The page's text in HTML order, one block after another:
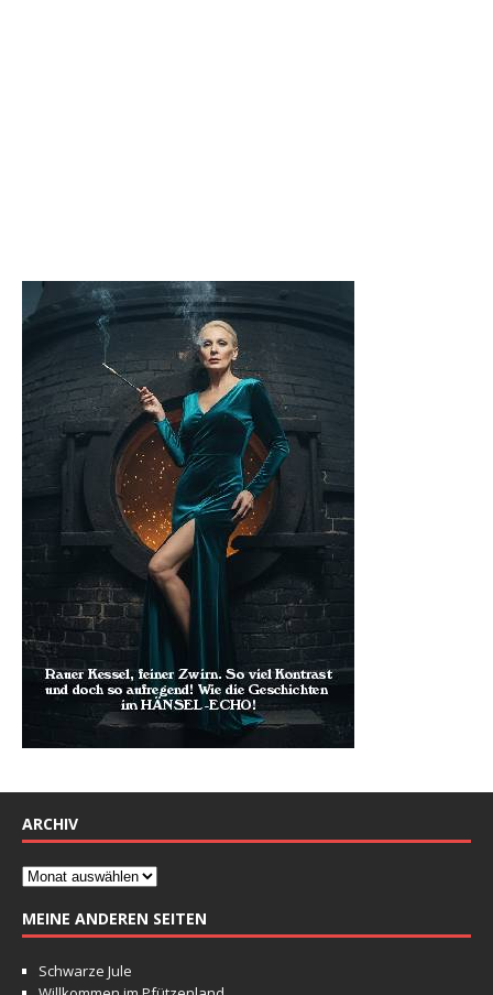
ARCHIV
MEINE ANDEREN SEITEN
Schwarze Jule